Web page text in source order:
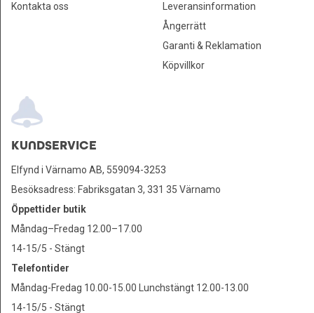
Kontakta oss
Leveransinformation
Ångerrätt
Garanti & Reklamation
Köpvillkor
KUNDSERVICE
Elfynd i Värnamo AB, 559094-3253
Besöksadress: Fabriksgatan 3, 331 35 Värnamo
Öppettider butik
Måndag–Fredag 12.00–17.00
14-15/5 - Stängt
Telefontider
Måndag-Fredag 10.00-15.00 Lunchstängt 12.00-13.00
14-15/5 - Stängt